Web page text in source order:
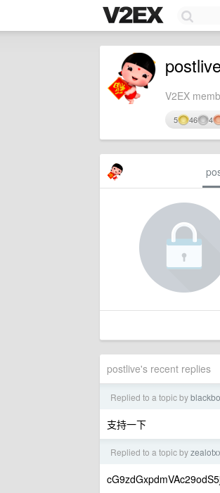
V2EX
5 46 4
postlive's recent replies
Replied to a topic by
支持一下
Replied to a topic by